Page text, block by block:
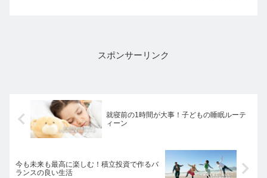
スポンサーリンク
就寝前の1時間が大事！子どもの睡眠ルーテ
ィーン
今も未来も最高に楽しむ！積立投資で作るバ
ランスの良い生活